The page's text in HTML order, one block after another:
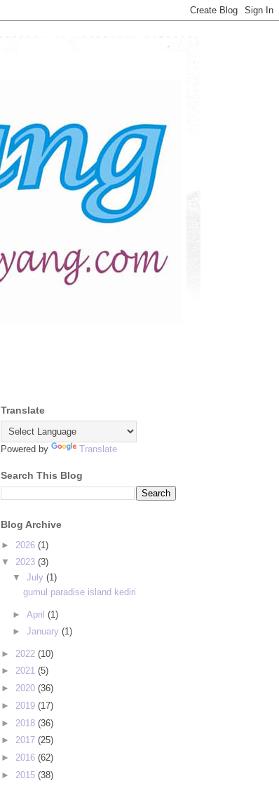
Translate
Powered by Translate
Search This Blog
Blog Archive
► 2026 (1)
▼ 2023 (3)
▼ July (1)
gumul paradise island kediri
► April (1)
► January (1)
► 2022 (10)
► 2021 (5)
► 2020 (36)
► 2019 (17)
► 2018 (36)
► 2017 (25)
► 2016 (62)
► 2015 (38)